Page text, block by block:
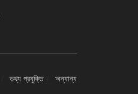
তথ্য প্রযুক্তি অন্যান্য